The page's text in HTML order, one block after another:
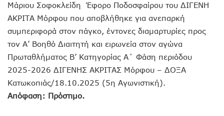
Μάριου Σοφοκλείδη Έφορο Ποδοσφαίρου του ΔΙΓΕΝΗ
ΑΚΡΙΤΑ Μόρφου που αποβλήθηκε για ανεπαρκή
συμπεριφορά στον πάγκο, έντονες διαμαρτυρίες προς
τον Α’ Βοηθό Διαιτητή και ειρωνεία στον αγώνα
Πρωταθλήματος Β’ Κατηγορίας Α΄ Φάση περιόδου
2025-2026 ΔΙΓΕΝΗΣ ΑΚΡΙΤΑΣ Μόρφου – ΔΟΞΑ
Κατωκοπιάς/18.10.2025 (5η Αγωνιστική).
Απόφαση: Πρόστιμο.